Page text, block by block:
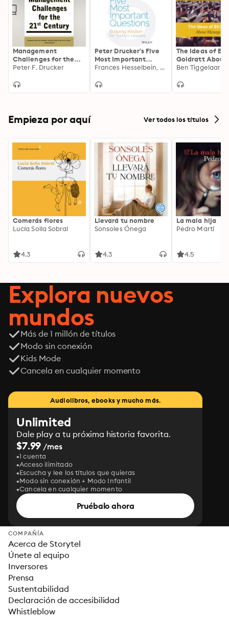
helping all to envision the future of theirs' or any
organization
Management
Challenges for the
21St Century
Peter F. Drucker
Peter Drucker's Five
Most Important
Questions: Enduring
Leaders
Frances Hesselbein, Peter F. Drucker, Joan Snyder Kuhl
The Ideas of Eli
Goldratt About
Management:
Management
Ben Tiggelaar
Empieza por aquí Ver todos los títulos
Comerás flores
Lucía Solla Sobral
4.3
Llevará tu nombre
Sonsoles Ónega
4.3
La mala hija
Pedro Martí
4.5
Explora nuevos
mundos
Más de 1 millón de títulos
Modo sin conexión
Kids Mode
Cancela en cualquier momento
Audiolibros, ebooks y mucho más.
Unlimited
Dale play a tu próxima historia favorita.
$7.99 /mes
1 cuenta
Acceso ilimitado
Escucha y lee los títulos que quieras
Modo sin conexión + Modo Infantil
Cancela en cualquier momento
Pruébalo ahora
COMPAÑÍA
Acerca de Storytel
Únete al equipo
Inversores
Prensa
Sustentabilidad
Declaración de accesibilidad
Whistleblow